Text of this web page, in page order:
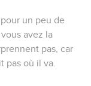
un peu de
avez la
pas, car
pas où il va.